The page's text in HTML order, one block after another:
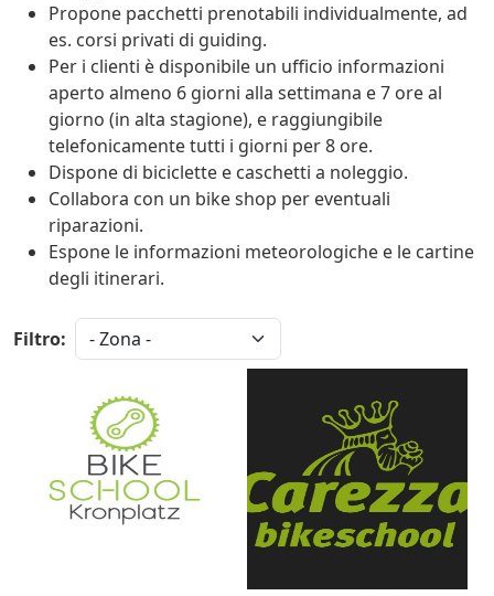
Propone pacchetti prenotabili individualmente, ad
es. corsi privati di guiding.
Per i clienti è disponibile un ufficio informazioni
aperto almeno 6 giorni alla settimana e 7 ore al
giorno (in alta stagione), e raggiungibile
telefonicamente tutti i giorni per 8 ore.
Dispone di biciclette e caschetti a noleggio.
Collabora con un bike shop per eventuali
riparazioni.
Espone le informazioni meteorologiche e le cartine
degli itinerari.
Filtro: